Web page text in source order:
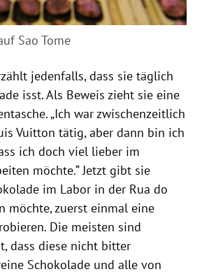
Sao Tome
jedenfalls, dass sie täglich
isst. Als Beweis zieht sie eine
„Ich war zwischenzeitlich
Vuitton tätig, aber dann bin ich
ich doch viel lieber im
möchte.“ Jetzt gibt sie
im Labor in der Rua do
möchte, zuerst einmal eine
Die meisten sind
dass diese nicht bitter
Schokolade und alle von